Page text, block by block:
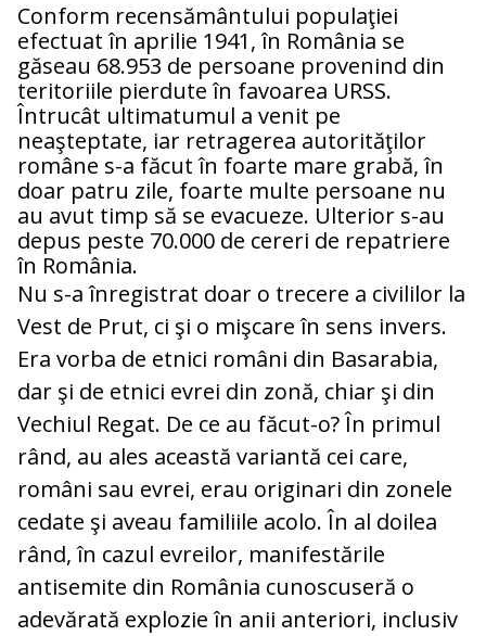
Conform recensământului populaţiei
efectuat în aprilie 1941, în România se
găseau 68.953 de persoane provenind din
teritoriile pierdute în favoarea URSS.
Întrucât ultimatumul a venit pe
neaşteptate, iar retragerea autorităţilor
române s-a făcut în foarte mare grabă, în
doar patru zile, foarte multe persoane nu
au avut timp să se evacueze. Ulterior s-au
depus peste 70.000 de cereri de repatriere
în România.
Nu s-a înregistrat doar o trecere a civililor la
Vest de Prut, ci şi o mişcare în sens invers.
Era vorba de etnici români din Basarabia,
dar şi de etnici evrei din zonă, chiar şi din
Vechiul Regat. De ce au făcut-o? În primul
rând, au ales această variantă cei care,
români sau evrei, erau originari din zonele
cedate şi aveau familiile acolo. În al doilea
rând, în cazul evreilor, manifestările
antisemite din România cunoscuseră o
adevărată explozie în anii anteriori, inclusiv